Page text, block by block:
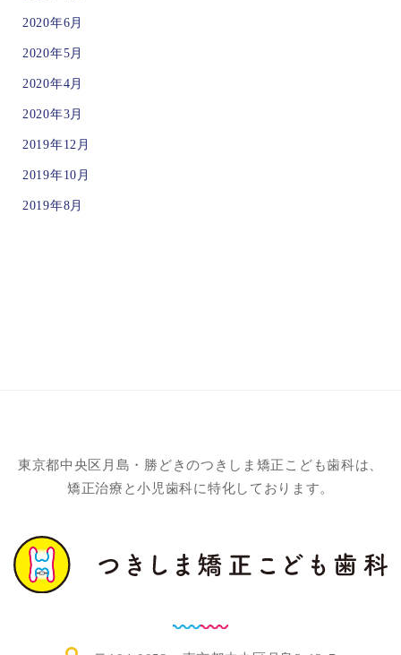
2020年6月
2020年5月
2020年4月
2020年3月
2019年12月
2019年10月
2019年8月
東京都中央区月島・勝どきのつきしま矯正こども歯科は、
矯正治療と小児歯科に特化しております。